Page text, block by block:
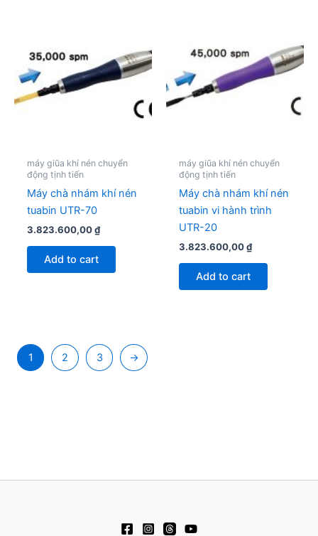
máy giũa khí nén chuyển
động tịnh tiến
Máy chà nhám khí nén
tuabin UTR-70
3.823.600,00₫
Add to cart
máy giũa khí nén chuyển
động tịnh tiến
Máy chà nhám khí nén
tuabin vi hành trình
UTR-20
3.823.600,00₫
Add to cart
1 2 3 →